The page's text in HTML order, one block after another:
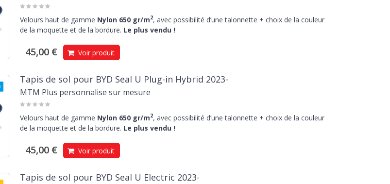
Velours haut de gamme Nylon 650 gr/m2, avec possibilité d’une talonnette + choix de la couleur
de la moquette et de la bordure. Le plus vendu !
45,00 € Voir produit
Tapis de sol pour BYD Seal U Plug-in Hybrid 2023-
MTM Plus personnalise sur mesure
Velours haut de gamme Nylon 650 gr/m2, avec possibilité d’une talonnette + choix de la couleur
de la moquette et de la bordure. Le plus vendu !
45,00 € Voir produit
Tapis de sol pour BYD Seal U Electric 2023-